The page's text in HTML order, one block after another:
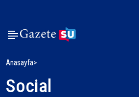
Anasayfa
Social